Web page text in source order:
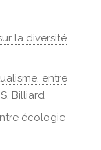
la diversité
entre
Billiard
écologie